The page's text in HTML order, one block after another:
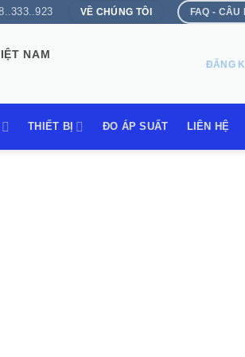
VỀ CHÚNG TÔI FAQ - CÂU
NAM
ĐĂNG
THIẾT BỊ ĐO ÁP SUẤT LIÊN HỆ